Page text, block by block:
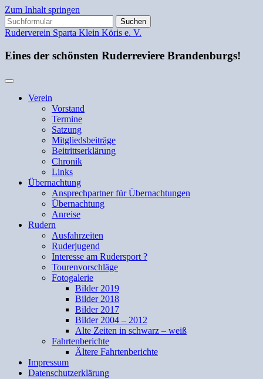
Zum Inhalt springen
Suchen
nach:
Ruderverein Sparta Klein Köris e. V.
Eines der schönsten Ruderreviere Brandenburgs!
Verein
Vorstand
Termine
Satzung
Mitgliedsbeiträge
Beitrittserklärung
Chronik
Links
Übernachtung
Ansprechpartner für Übernachtungen
Übernachtung
Anreise
Rudern
Ausfahrzeiten
Ruderjugend
Interesse am Rudersport ?
Tourenvorschläge
Fotogalerie
Bilder 2019
Bilder 2018
Bilder 2017
Bilder 2004 – 2012
Alte Zeiten in schwarz – weiß
Fahrtenberichte
Ältere Fahrtenberichte
Impressum
Datenschutzerklärung